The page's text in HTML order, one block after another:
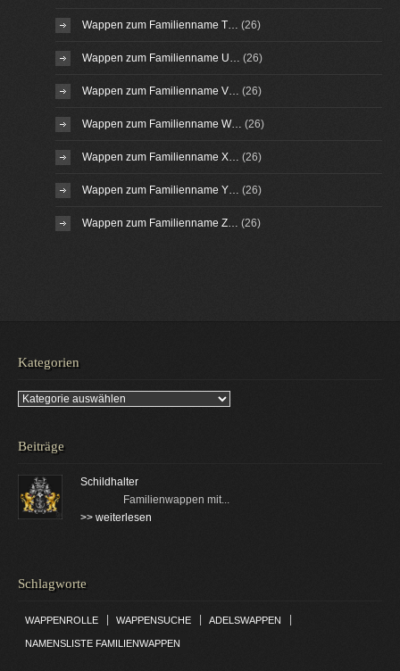
Wappen zum Familienname T… (26)
Wappen zum Familienname U… (26)
Wappen zum Familienname V… (26)
Wappen zum Familienname W… (26)
Wappen zum Familienname X… (26)
Wappen zum Familienname Y… (26)
Wappen zum Familienname Z… (26)
Kategorien
Kategorien
Beiträge
Schildhalter
Familienwappen mit...
>> weiterlesen
Schlagworte
WAPPENROLLE WAPPENSUCHE ADELSWAPPEN
NAMENSLISTE FAMILIENWAPPEN